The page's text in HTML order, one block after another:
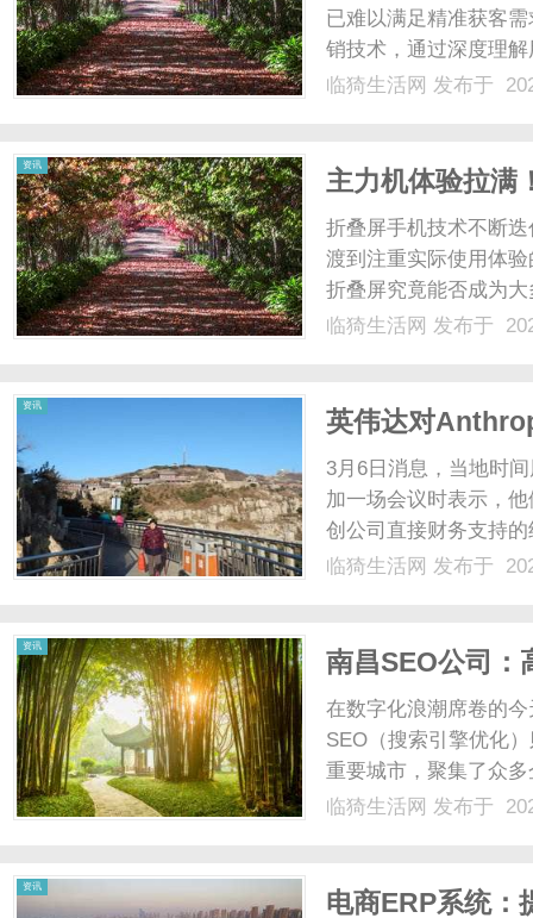
已难以满足精准获客
销技术，通过深度理
底层逻辑。专业GEO
临猗生活网 发布于
资讯
主力机体验拉满
测解析
折叠屏手机技术不断
渡到注重实际使用体
折叠屏究竟能否成为
点，最近一直刷到三
临猗生活网 发布于
资讯
英伟达对
3月6日消息，当地时
加一场会议时表示，
创公司直接财务支持
来看，不只是近期对
临猗生活网 发布于
资讯
南昌SEO公司：
在数字化浪潮席卷的
SEO（搜索引擎优化
重要城市，聚集了众
出，成为企业关注的
临猗生活网 发布于
资讯
电商ERP系统：